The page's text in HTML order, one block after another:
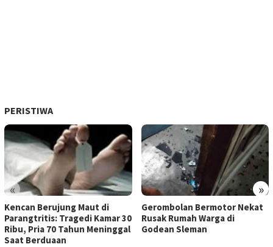
PERISTIWA
« »
Kencan Berujung Maut di
Parangtritis: Tragedi Kamar 30
Ribu, Pria 70 Tahun Meninggal
Saat Berduaan
Gerombolan Bermotor Nekat
Rusak Rumah Warga di
Godean Sleman